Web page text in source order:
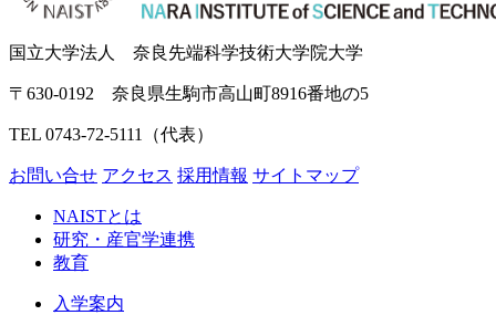
国立大学法人 奈良先端科学技術大学院大学
〒630-0192 奈良県生駒市高山町8916番地の5
TEL 0743-72-5111（代表）
お問い合せ アクセス 採用情報 サイトマップ
NAISTとは
研究・産官学連携
教育
入学案内